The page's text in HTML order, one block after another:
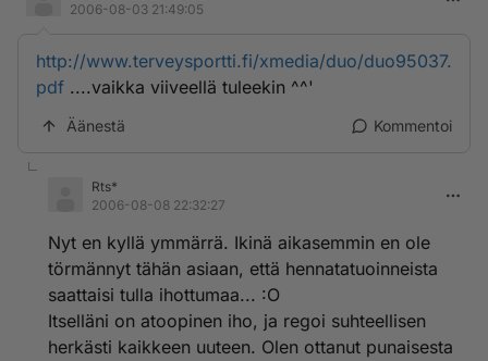
2006-08-03 21:49:05
http://www.terveysportti.fi/xmedia/duo/duo95037.
pdf ....vaikka viiveellä tuleekin ^^'
Äänestä Kommentoi
Rts*
2006-08-08 22:32:27
Nyt en kyllä ymmärrä. Ikinä aikasemmin en ole
törmännyt tähän asiaan, että hennatatuoinneista
saattaisi tulla ihottumaa... :O
Itselläni on atoopinen iho, ja regoi suhteellisen
herkästi kaikkeen uuteen. Olen ottanut punaisesta